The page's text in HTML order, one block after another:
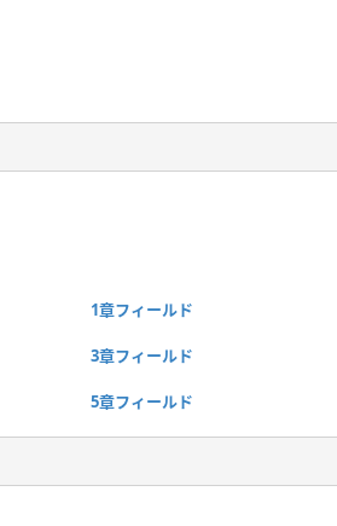
1章フィールド
3章フィールド
5章フィールド